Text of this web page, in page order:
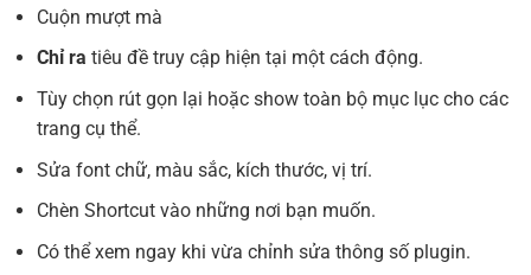
Cuộn mượt mà
Chỉ ra tiêu đề truy cập hiện tại một cách động.
Tùy chọn rút gọn lại hoặc show toàn bộ mục lục cho các
trang cụ thể.
Sửa font chữ, màu sắc, kích thước, vị trí.
Chèn Shortcut vào những nơi bạn muốn.
Có thể xem ngay khi vừa chỉnh sửa thông số plugin.